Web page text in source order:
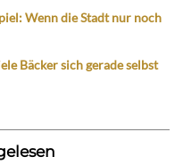
Wenn die Stadt nur noch
Bäcker sich gerade selbst